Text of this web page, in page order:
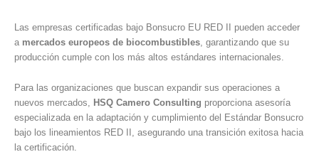
Las empresas certificadas bajo Bonsucro EU RED II pueden acceder
a mercados europeos de biocombustibles , garantizando que su
producción cumple con los más altos estándares internacionales.
Para las organizaciones que buscan expandir sus operaciones a
nuevos mercados, HSQ Camero Consulting proporciona asesoría
especializada en la adaptación y cumplimiento del Estándar Bonsucro
bajo los lineamientos RED II, asegurando una transición exitosa hacia
la certificación.